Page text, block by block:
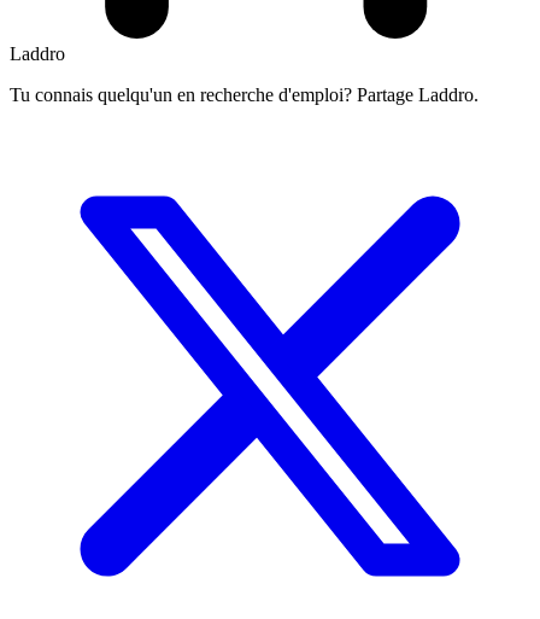
Laddro
Tu connais quelqu'un en recherche d'emploi? Partage Laddro.